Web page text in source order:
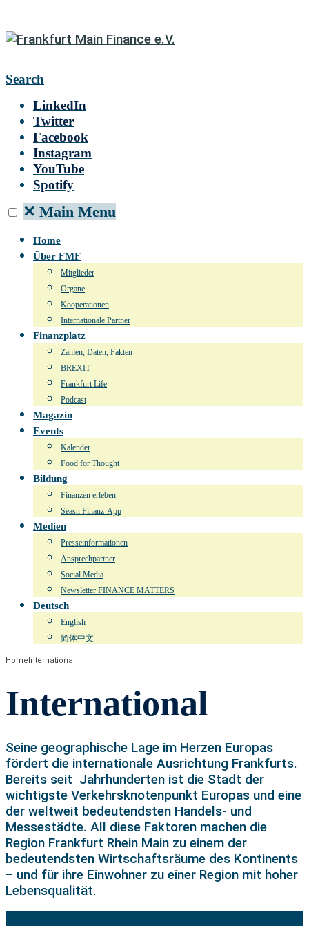
Search
LinkedIn
Twitter
Facebook
Instagram
YouTube
Spotify
✕ Main Menu
Home
Über FMF
Mitglieder
Organe
Kooperationen
Internationale Partner
Finanzplatz
Zahlen, Daten, Fakten
BREXIT
Frankfurt Life
Podcast
Magazin
Events
Kalender
Food for Thought
Bildung
Finanzen erleben
Seasn Finanz-App
Medien
Presseinformationen
Ansprechpartner
Social Media
Newsletter FINANCE MATTERS
Deutsch
English
简体中文
HomeInternational
International
Seine geographische Lage im Herzen Europas
fördert die internationale Ausrichtung Frankfurts.
Bereits seit Jahrhunderten ist die Stadt der
wichtigste Verkehrsknotenpunkt Europas und eine
der weltweit bedeutendsten Handels- und
Messestädte. All diese Faktoren machen die
Region Frankfurt Rhein Main zu einem der
bedeutendsten Wirtschaftsräume des Kontinents
– und für ihre Einwohner zu einer Region mit hoher
Lebensqualität.